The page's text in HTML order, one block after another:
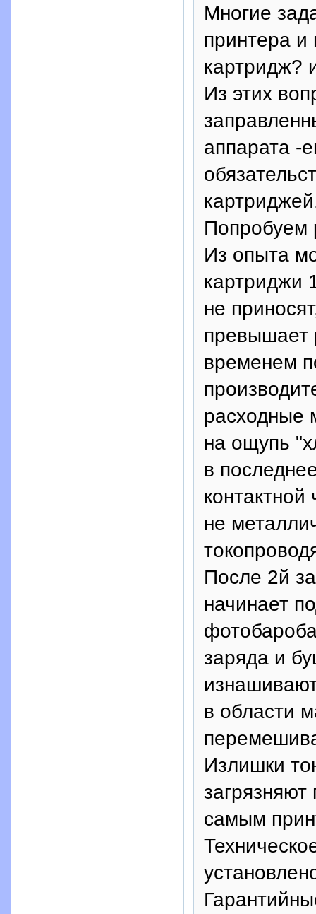
Многие
принтера и
картридж?
Из этих
аппарата -
Попробуем
Из опыта
картриджи
не
превышает
временем
расходные
на ощупь
в
не
После 2й
начинает
заряда и
в области
Излишки
самым